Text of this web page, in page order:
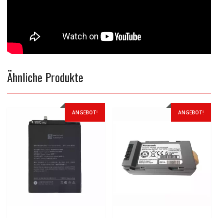
Ähnliche Produkte
ANGEBOT! ANGEBOT!